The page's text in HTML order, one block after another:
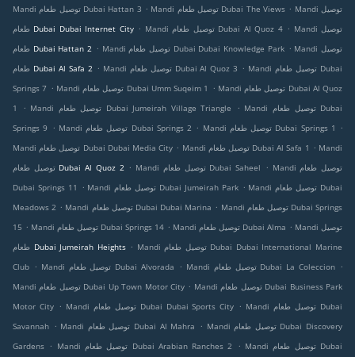
Mandi توصيل طعام Dubai Hattan 3 . Mandi توصيل طعام Dubai The Views . Mandi توصيل
طعام Dubai Dubai Internet City . Mandi توصيل طعام Dubai Al Quoz 4 . Mandi توصيل
طعام Dubai Hattan 2 . Mandi توصيل طعام Dubai Dubai Knowledge Park . Mandi توصيل
طعام Dubai Al Safa 2 . Mandi توصيل طعام Dubai Al Quoz 3 . Mandi توصيل طعام Dubai
Springs 7 . Mandi توصيل طعام Dubai Umm Suqeim 1 . Mandi توصيل طعام Dubai Al Quoz
1
. Mandi توصيل طعام Dubai Jumeirah Village Triangle . Mandi توصيل طعام Dubai
Springs 9
. Mandi توصيل طعام Dubai Springs 2 . Mandi توصيل طعام Dubai Springs 1
.
Mandi توصيل طعام Dubai Dubai Media City . Mandi توصيل طعام Dubai Al Safa 1 . Mandi
توصيل طعام Dubai Al Quoz 2 . Mandi توصيل طعام Dubai Saheel . Mandi توصيل طعام
Dubai Springs 11
. Mandi توصيل طعام Dubai Jumeirah Park . Mandi توصيل طعام Dubai
Meadows 2 . Mandi توصيل طعام Dubai Dubai Marina . Mandi توصيل طعام Dubai Springs
15 . Mandi توصيل طعام Dubai Springs 14 . Mandi توصيل طعام Dubai Alma . Mandi توصيل
طعام Dubai Jumeirah Heights . Mandi توصيل طعام Dubai Dubai International Marine
Club . Mandi توصيل طعام Dubai Alvorada . Mandi توصيل طعام Dubai La Coleccion .
Mandi توصيل طعام Dubai Up Town Motor City . Mandi توصيل طعام Dubai Business Park
Motor City . Mandi توصيل طعام Dubai Dubai Sports City . Mandi توصيل طعام Dubai
Savannah . Mandi توصيل طعام Dubai Al Mahra . Mandi توصيل طعام Dubai Discovery
Gardens . Mandi توصيل طعام Dubai Arabian Ranches 2 . Mandi توصيل طعام Dubai